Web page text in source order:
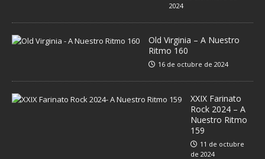
2024
Old Virginia – A Nuestro
Ritmo 160
16 de octubre de 2024
XXIX Farinato
Rock 2024 – A
Nuestro Ritmo
159
11 de octubre
de 2024